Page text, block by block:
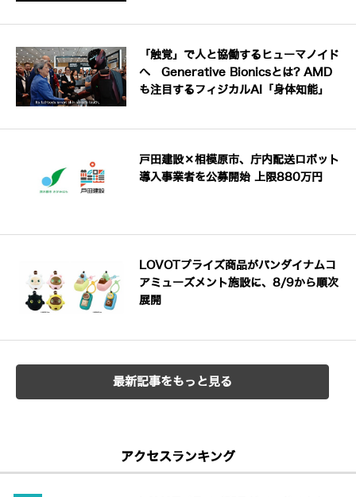
「触覚」で人と協働するヒューマノイド
へ Generative Bionicsとは? AMD
も注目するフィジカルAI「身体知能」
戸田建設×相模原市、庁内配送ロボット
導入事業者を公募開始 上限880万円
LOVOTプライズ商品がバンダイナムコ
アミューズメント施設に、8/9から順次
展開
最新記事をもっと見る
アクセスランキング